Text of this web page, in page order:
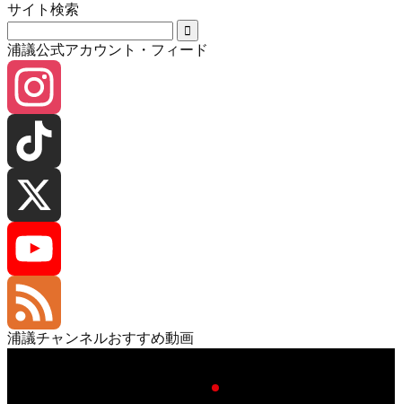
サイト検索
浦議公式アカウント・フィード
Instagram
TikTok
X
YouTube
浦議チャンネルおすすめ動画